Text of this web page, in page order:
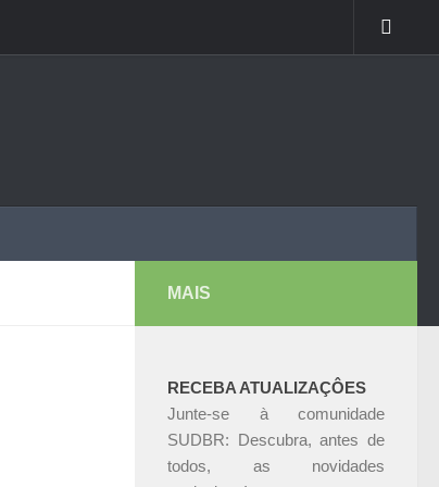
MAIS
RECEBA ATUALIZAÇÔES
Junte-se à comunidade
SUDBR: Descubra, antes de
todos, as novidades